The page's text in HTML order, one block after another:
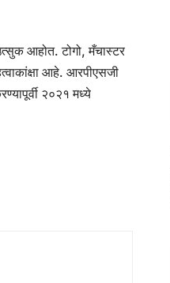
आहोत. टोगो, मँचास्टर
आहे. आरपीएसजी
२०२१ मध्ये